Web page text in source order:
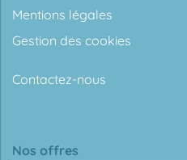
Mentions légales
Gestion des cookies
Contactez-nous
Nos offres